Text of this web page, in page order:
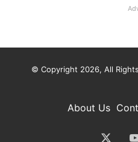
© Copyright 2026, All
About Us